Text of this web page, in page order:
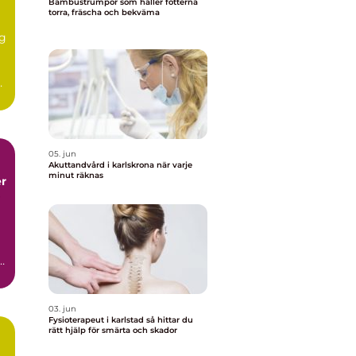
torra, fräscha och bekväma
05. jun
Akuttandvård i karlskrona när varje
minut räknas
03. jun
Fysioterapeut i karlstad så hittar du
rätt hjälp för smärta och skador